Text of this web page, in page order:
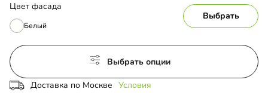
Цвет фасада
Белый
Выбрать
Выбрать опции
Доставка по Москве Условия